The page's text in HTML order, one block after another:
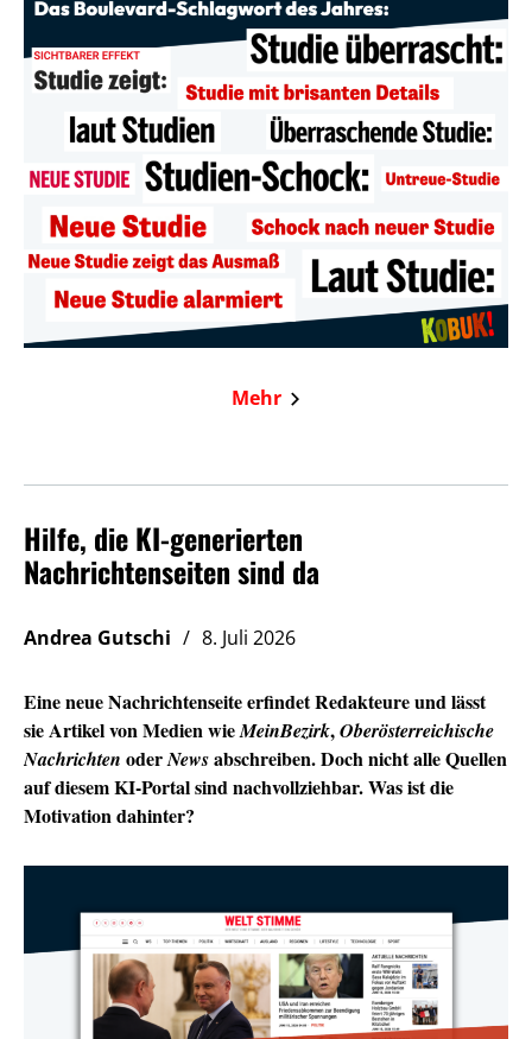
Mehr
Hilfe, die KI-generierten
Nachrichtenseiten sind da
Andrea Gutschi 8. Juli 2026
Eine neue Nachrichtenseite erfindet Redakteure und lässt
sie Artikel von Medien wieMeinBezirk,Oberösterreichische
Nachrichten oderNewsabschreiben. Doch nicht alle Quellen
auf diesem KI-Portal sind nachvollziehbar. Was ist die
Motivation dahinter?